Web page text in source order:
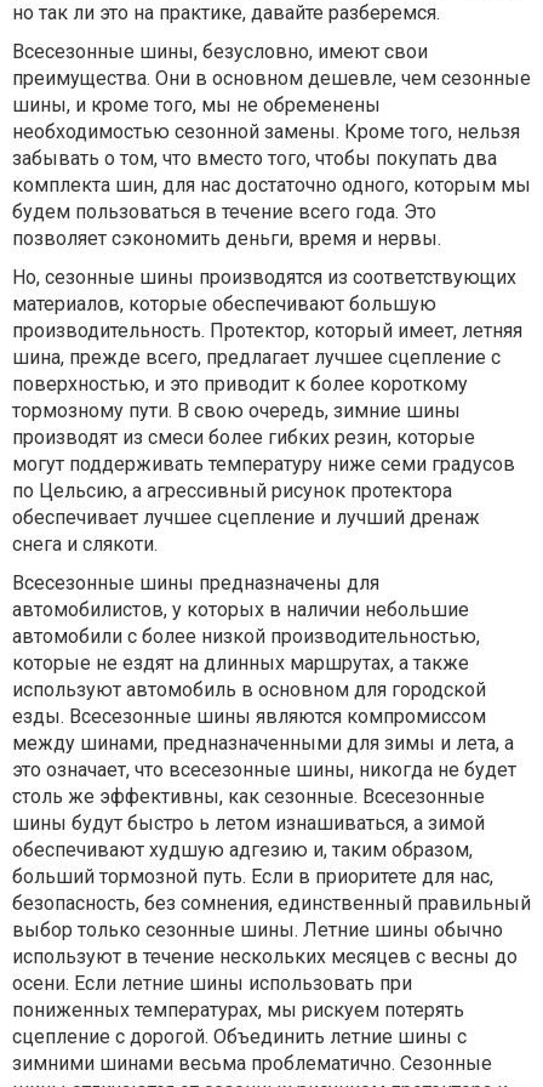
но так ли это на практике, давайте разберемся.
Всесезонные шины, безусловно, имеют свои
преимущества. Они в основном дешевле, чем сезонные
шины, и кроме того, мы не обременены
необходимостью сезонной замены. Кроме того, нельзя
забывать о том, что вместо того, чтобы покупать два
комплекта шин, для нас достаточно одного, которым мы
будем пользоваться в течение всего года. Это
позволяет сэкономить деньги, время и нервы.
Но, сезонные шины производятся из соответствующих
материалов, которые обеспечивают большую
производительность. Протектор, который имеет, летняя
шина, прежде всего, предлагает лучшее сцепление с
поверхностью, и это приводит к более короткому
тормозному пути. В свою очередь, зимние шины
производят из смеси более гибких резин, которые
могут поддерживать температуру ниже семи градусов
по Цельсию, а агрессивный рисунок протектора
обеспечивает лучшее сцепление и лучший дренаж
снега и слякоти.
Всесезонные шины предназначены для
автомобилистов, у которых в наличии небольшие
автомобили с более низкой производительностью,
которые не ездят на длинных маршрутах, а также
используют автомобиль в основном для городской
езды. Всесезонные шины являются компромиссом
между шинами, предназначенными для зимы и лета, а
это означает, что всесезонные шины, никогда не будет
столь же эффективны, как сезонные. Всесезонные
шины будут быстро ь летом изнашиваться, а зимой
обеспечивают худшую адгезию и, таким образом,
больший тормозной путь. Если в приоритете для нас,
безопасность, без сомнения, единственный правильный
выбор только сезонные шины. Летние шины обычно
используют в течение нескольких месяцев с весны до
осени. Если летние шины использовать при
пониженных температурах, мы рискуем потерять
сцепление с дорогой. Объединить летние шины с
зимними шинами весьма проблематично. Сезонные